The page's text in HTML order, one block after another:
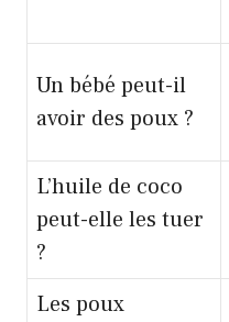
Un bébé peut-il
avoir des poux ?
L’huile de coco
peut-elle les tuer
?
Les poux